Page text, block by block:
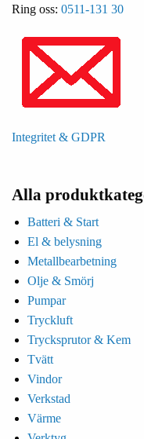
Ring oss: 0511-131 30
Integritet & GDPR
Alla
Batteri & Start
El & belysning
Metallbearbetning
Olje & Smörj
Pumpar
Tryckluft
Trycksprutor & Kem
Tvätt
Vindor
Verkstad
Värme